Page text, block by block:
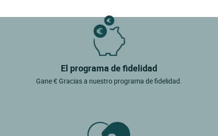
El programa de fidelidad
Gane € Gracias a nuestro programa de fidelidad.